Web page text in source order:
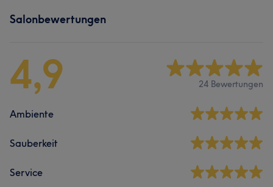
Salonbewertungen
4,9 24 Bewertungen
Ambiente
Sauberkeit
Service